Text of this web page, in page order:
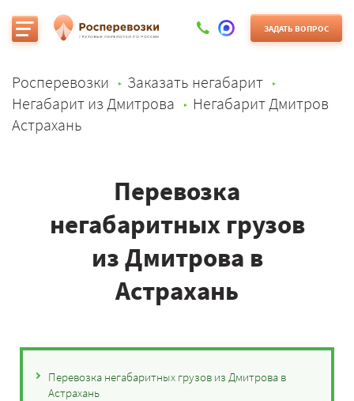
ЗАДАТЬ ВОПРОС
Росперевозки
Заказать негабарит
Негабарит из Дмитрова
Негабарит Дмитров
Астрахань
Перевозка
негабаритных грузов
из Дмитрова в
Астрахань
Перевозка негабаритных грузов из Дмитрова в
Астрахань